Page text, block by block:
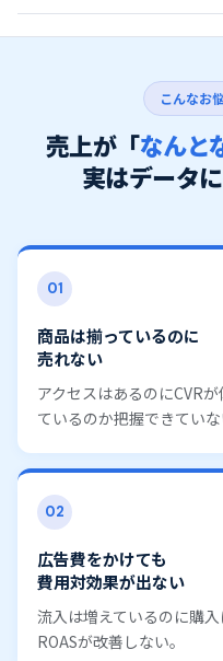
こんなお
売上が「なんと
実はデータ
01
商品は揃っているのに
売れない
アクセスはあるのにCVR
ているのか把握できていな
02
広告費をかけても
費用対効果が出ない
流入は増えているのに購
ROASが改善しない。